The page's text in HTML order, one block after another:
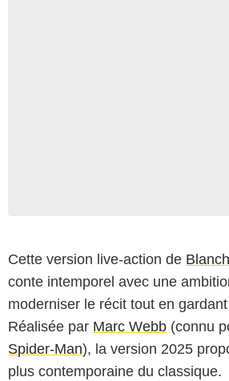
Cette version live-action de
conte intemporel avec une
moderniser le récit tout en
Réalisée par Marc Webb (connu
Spider-Man), la version 2025
plus contemporaine du classique.